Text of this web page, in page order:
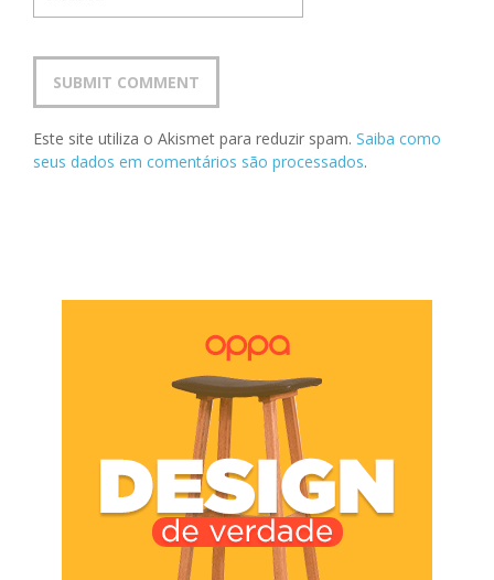
Este site utiliza o Akismet para reduzir spam. Saiba como
seus dados em comentários são processados.